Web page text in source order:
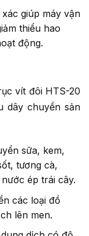
giúp máy vận
thiểu hao
động.
vít đôi HTS-20
dây chuyền sản
sữa, kem,
tương cà,
ép trái cây.
các loại đồ
lên men.